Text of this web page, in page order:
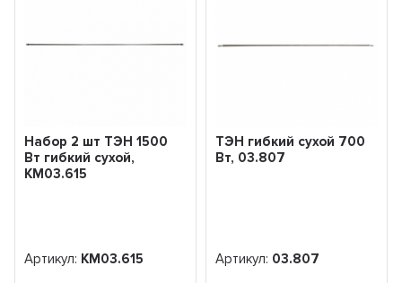
Набор 2 шт ТЭН 1500
Вт гибкий сухой,
KM03.615
Артикул: KM03.615
ТЭН гибкий сухой 700
Вт, 03.807
Артикул: 03.807